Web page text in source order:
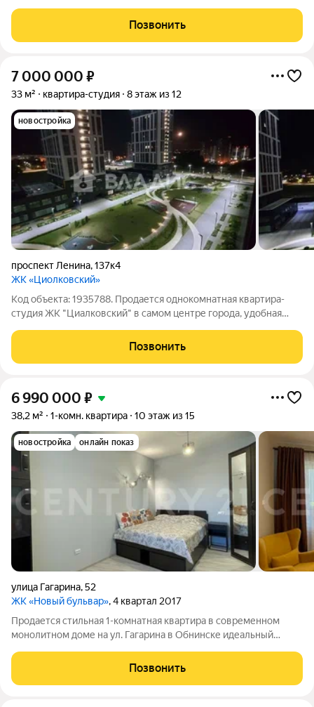
ремонтом. Общая площадь 37 кв.м кухня 12 кв.м, комната с
выделенной спальной зоной.
Позвонить
7 000 000 ₽
33 м² квартира-студия 8 этаж из 12
новостройка
проспект Ленина,137к4
ЖК «Циолковский»
Код объекта: 1935788. Продается однокомнатная квартира-
студия ЖК "Циалковский" в самом центре города, удобная
доступности остановки общественного
транспорта,магазины,сад,школа.Окна квартиры
Позвонить
6 990 000 ₽
38,2 м² 1-комн. квартира 10 этаж из 15
новостройка онлайн показ
улица Гагарина,52
ЖК «Новый бульвар», 4 квартал 2017
Продается стильная 1-комнатная квартира в современном
монолитном доме на ул. Гагарина в Обнинске идеальный
Прямая продажа, все документы готовы сделка пройдет
быстро. Квартира площадью 38,2 м
Позвонить